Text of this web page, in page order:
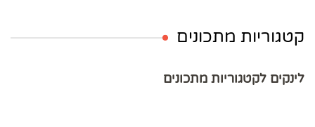
קטגוריות מתכונים
לינקים לקטגוריות מתכונים